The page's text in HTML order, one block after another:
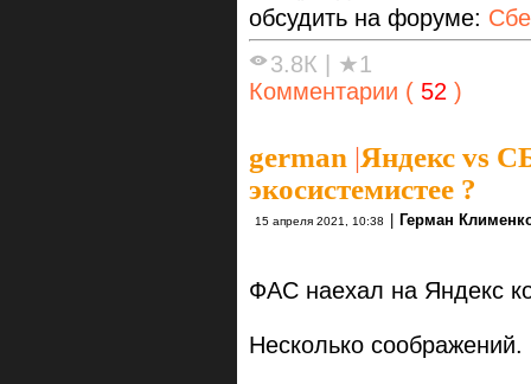
обсудить на форуме:
3.8К
★1
Комментарии ( 52 )
german |Яндекс vs
экосистемистее ?
15 апреля 2021, 10:38 Герман
ФАС наехал на Яндекс
Несколько соображений.